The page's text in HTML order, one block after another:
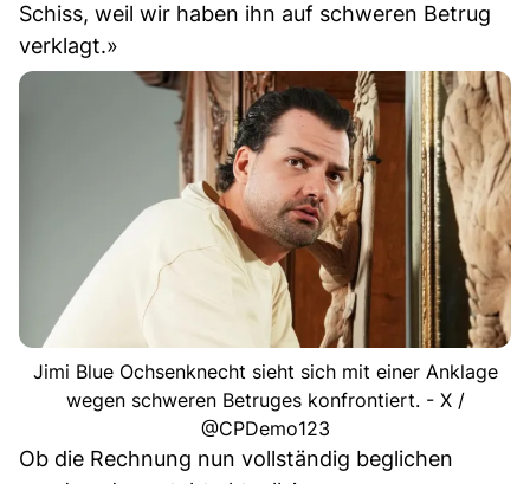
Schiss, weil wir haben ihn auf schweren Betrug
verklagt.»
Jimi Blue Ochsenknecht sieht sich mit einer Anklage
wegen schweren Betruges konfrontiert. - X /
@CPDemo123
Ob die Rechnung nun vollständig beglichen